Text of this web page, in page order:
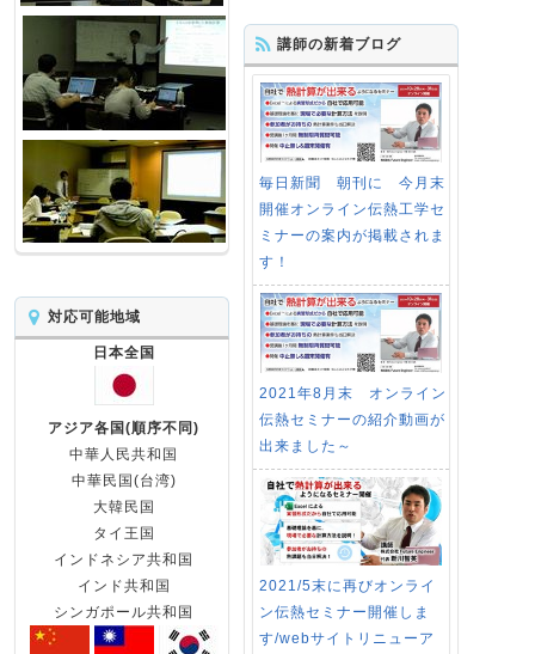
講師の新着ブログ
毎日新聞 朝刊に 今月末
開催オンライン伝熱工学セ
ミナーの案内が掲載されま
す！
2021年8月末 オンライン
伝熱セミナーの紹介動画が
出来ました～
2021/5末に再びオンライ
ン伝熱セミナー開催しま
す/webサイトリニューア
対応可能地域
日本全国
アジア各国(順序不同)
中華人民共和国
中華民国(台湾)
大韓民国
タイ王国
インドネシア共和国
インド共和国
シンガポール共和国